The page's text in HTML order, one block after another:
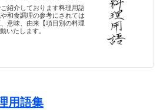
紹介しております料理用語
和食調理の参考にされては
意味、由来【項目別の料理
いたします。
用語集